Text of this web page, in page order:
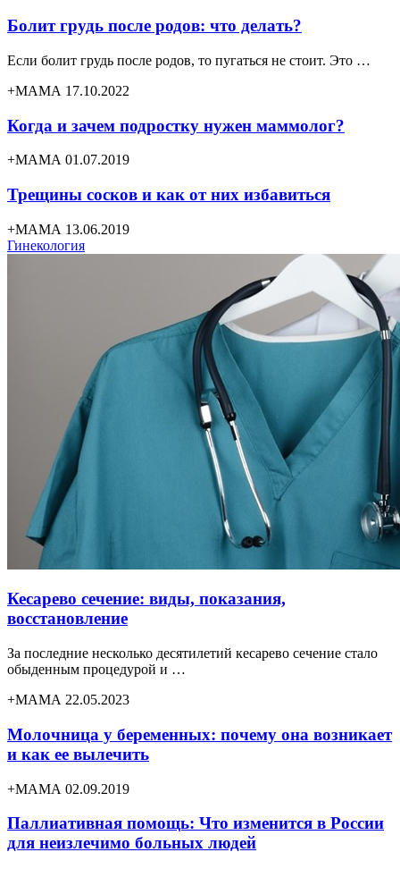
Болит грудь после родов: что делать?
Если болит грудь после родов, то пугаться не стоит. Это …
+МАМА 17.10.2022
Когда и зачем подростку нужен маммолог?
+МАМА 01.07.2019
Трещины сосков и как от них избавиться
+МАМА 13.06.2019
Гинекология
Кесарево сечение: виды, показания,
восстановление
За последние несколько десятилетий кесарево сечение стало
обыденным процедурой и …
+МАМА 22.05.2023
Молочница у беременных: почему она возникает
и как ее вылечить
+МАМА 02.09.2019
Паллиативная помощь: Что изменится в России
для неизлечимо больных людей